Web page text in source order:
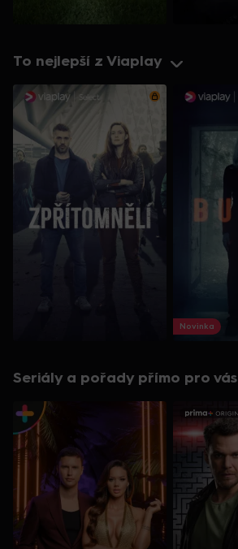
To nejlepší z Viaplay
Novinka
Seriály a pořady přímo pro vás